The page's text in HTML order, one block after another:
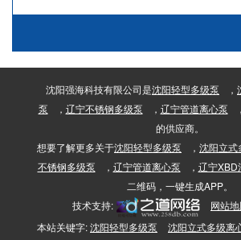
沈阳强海科技有限公司是沈阳轻型多级泵 ，
泵
， 辽宁不锈钢多级泵 ， 辽宁管道离心泵 ，
的供应商。
想要了解更多关于沈阳轻型多级泵 ， 沈阳立式
不锈钢多级泵
， 辽宁管道离心泵 ， 辽宁XBD
二维码，一键生成APP。
技术支持:
网站
本站关键字:沈阳轻型多级泵 沈阳立式多级离